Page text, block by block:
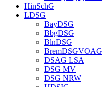
HinSchG
LDSG
BayDSG
BbgDSG
BlnDSG
BremDSGVOAG
DSAG LSA
DSG MV
DSG NRW